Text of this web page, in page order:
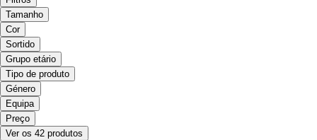
Tamanho
Cor
Sortido
Grupo etário
Tipo de produto
Género
Equipa
Preço
Ver os 42 produtos